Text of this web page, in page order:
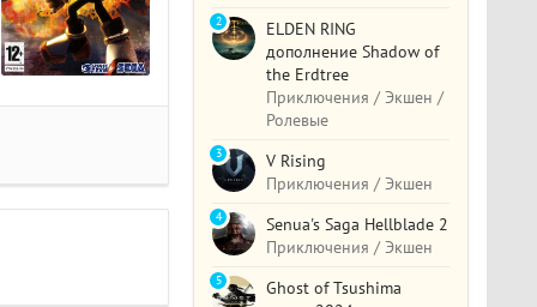
ELDEN RING
дополнение Shadow of
the Erdtree
Приключения / Экшен /
Ролевые
2
V Rising
Приключения / Экшен
3
Senua's Saga Hellblade 2
Приключения / Экшен
4
Ghost of Tsushima
5